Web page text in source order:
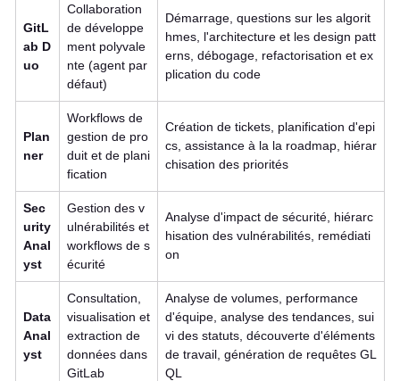
GitL
ab D
uo
Collaboration
de développe
ment polyvale
nte (agent par
défaut)
Démarrage, questions sur les algorit
hmes, l'architecture et les design patt
erns, débogage, refactorisation et ex
plication du code
Plan
ner
Workflows de
gestion de pro
duit et de plani
fication
Création de tickets, planification d'epi
cs, assistance à la la roadmap, hiérar
chisation des priorités
Sec
urity
Anal
yst
Gestion des v
ulnérabilités et
workflows de s
écurité
Analyse d'impact de sécurité, hiérarc
hisation des vulnérabilités, remédiati
on
Data
Anal
yst
Consultation,
visualisation et
extraction de
données dans
GitLab
Analyse de volumes, performance
d'équipe, analyse des tendances, sui
vi des statuts, découverte d'éléments
de travail, génération de requêtes GL
QL